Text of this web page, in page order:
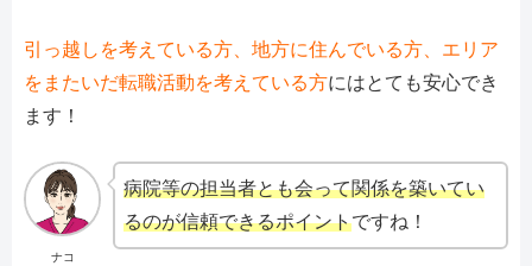
引っ越しを考えている方、地方に住んでいる方、エリア
をまたいだ転職活動を考えている方にはとても安心でき
ます！
ナコ
病院等の担当者とも会って関係を築いてい
るのが信頼できるポイントですね！